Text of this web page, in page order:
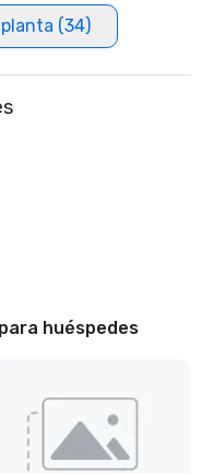
(34)
huéspedes